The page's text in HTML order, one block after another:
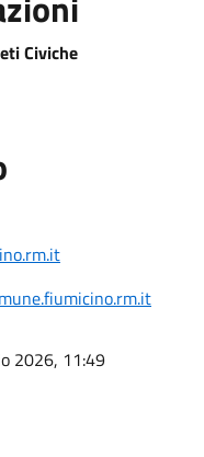
Civiche
2026, 11:49